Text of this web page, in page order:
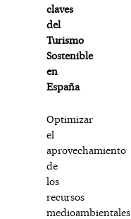
claves
del
Turismo
Sostenible
en
España
Optimizar
el
aprovechamiento
de
los
recursos
medioambientales.